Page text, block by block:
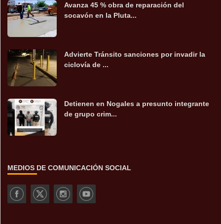
Avanza 45 % obra de reparación del
socavón en la Pluta...
Advierte Tránsito sanciones por invadir la
ciclovía de ...
Detienen en Nogales a presunto integrante
de grupo crim...
MEDIOS DE COMUNICACIÓN SOCIAL